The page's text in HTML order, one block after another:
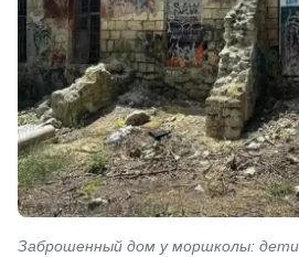
Заброшенный дом у моршколы: